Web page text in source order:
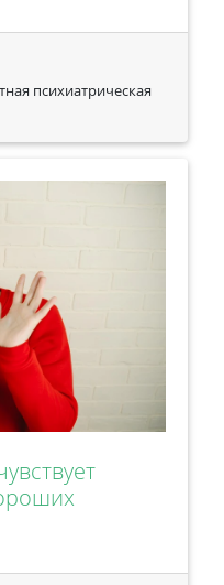
психиатрическая